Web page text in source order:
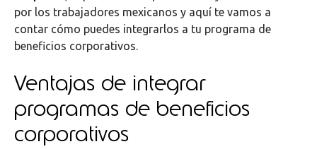
por los trabajadores mexicanos y aquí te vamos a
contar cómo puedes integrarlos a tu programa de
beneficios corporativos.
Ventajas de integrar
programas de beneficios
corporativos